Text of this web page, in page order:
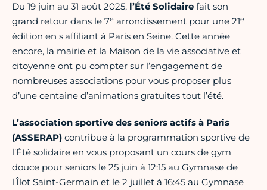
Du 19 juin au 31 août 2025, l’Été Solidaire fait son
grand retour dans le 7e arrondissement pour une 21e
édition en s'affiliant à Paris en Seine. Cette année
encore, la mairie et la Maison de la vie associative et
citoyenne ont pu compter sur l’engagement de
nombreuses associations pour vous proposer plus
d’une centaine d’animations gratuites tout l’été.
L’association sportive des seniors actifs à Paris
(ASSERAP) contribue à la programmation sportive de
l’Été solidaire en vous proposant un cours de gym
douce pour seniors le 25 juin à 12:15 au Gymnase de
l'Îlot Saint-Germain et le 2 juillet à 16:45 au Gymnase